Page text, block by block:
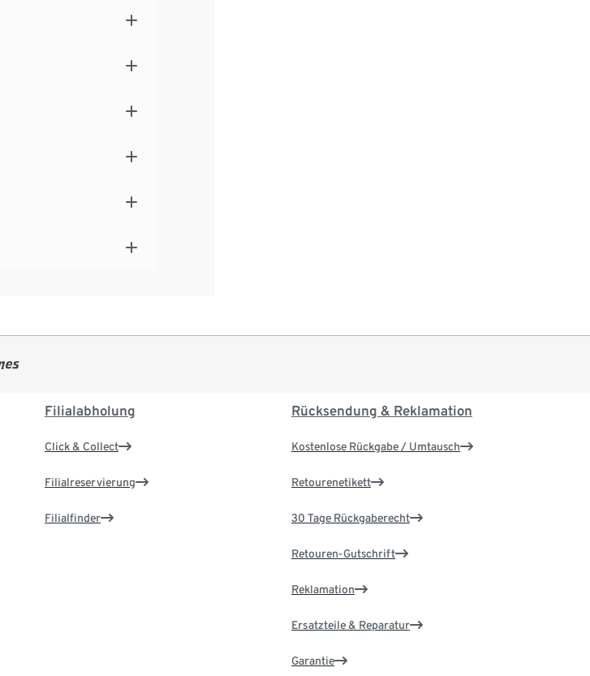
Filialabholung
Click & Collect
Filialreservierung
Filialfinder
Rücksendung & Reklamation
Kostenlose Rückgabe / Umtausch
Retourenetikett
30 Tage Rückgaberecht
Retouren-Gutschrift
Reklamation
Ersatzteile & Reparatur
Garantie